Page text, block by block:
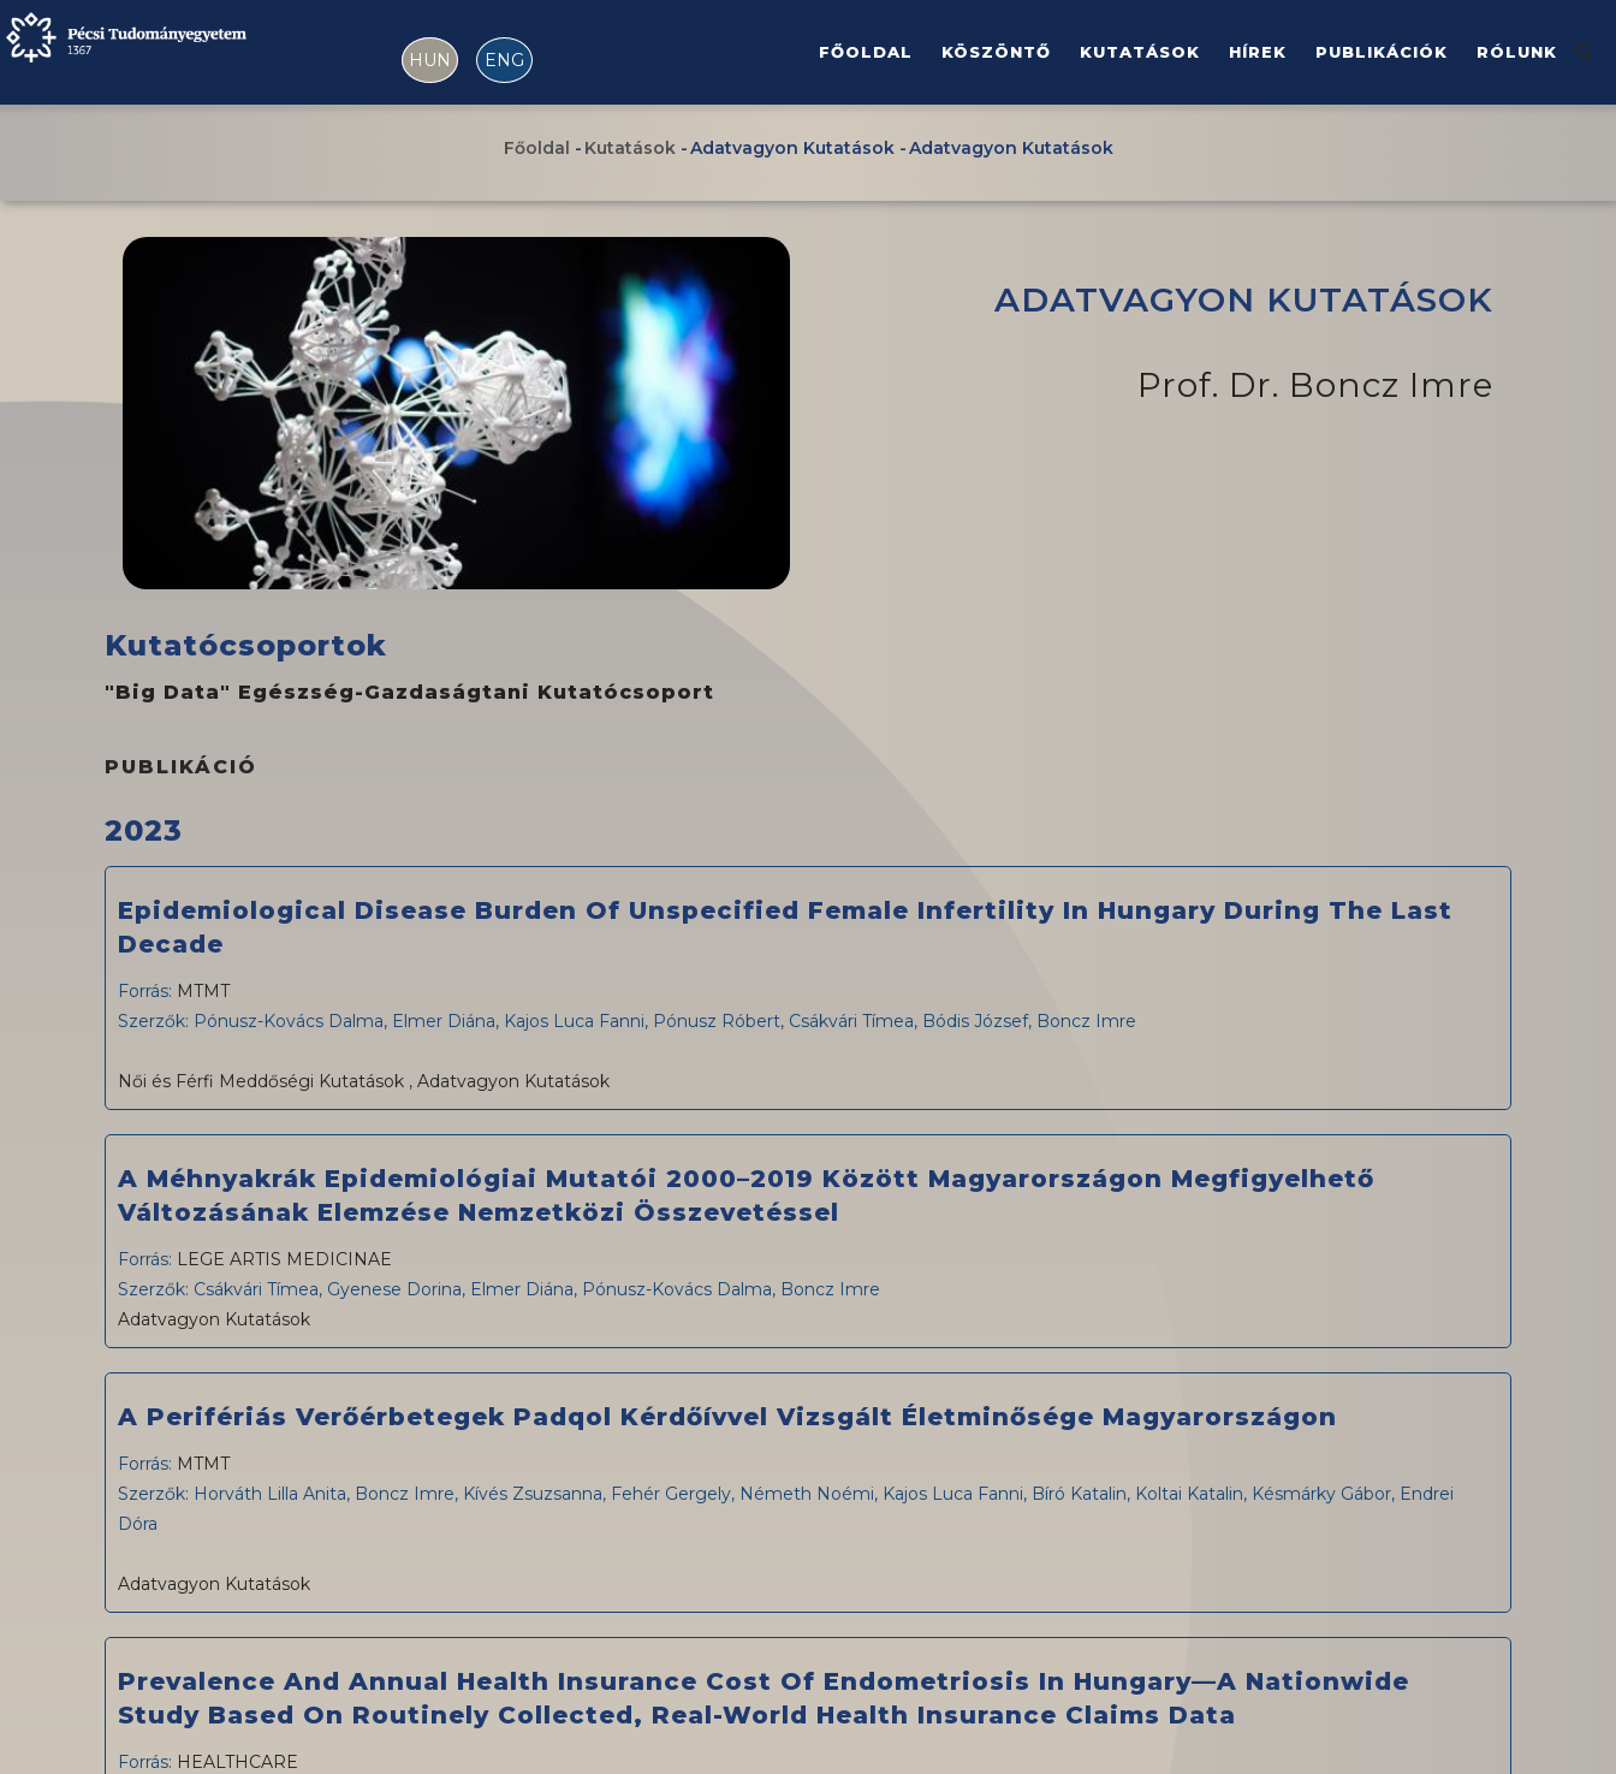
Ugrás
a
HUN ENG FŐOLDAL KÖSZÖNTŐ KUTATÁSOK HÍREK PUBLIKÁCIÓK RÓLUNK
Főoldal - Kutatások -Adatvagyon Kutatások -Adatvagyon Kutatások
ADATVAGYON KUTATÁSOK
Prof. Dr. Boncz Imre
Kutatócsoportok
"Big Data" Egészség-Gazdaságtani Kutatócsoport
PUBLIKÁCIÓ
2023
Epidemiological Disease Burden Of Unspecified Female Infertility In Hungary During The Last
Decade
Forrás: MTMT
Szerzők: Pónusz-Kovács Dalma, Elmer Diána, Kajos Luca Fanni, Pónusz Róbert, Csákvári Tímea, Bódis József, Boncz Imre
Női és Férfi Meddőségi Kutatások , Adatvagyon Kutatások
A Méhnyakrák Epidemiológiai Mutatói 2000–2019 Között Magyarországon Megfigyelhető
Változásának Elemzése Nemzetközi Összevetéssel
Forrás: LEGE ARTIS MEDICINAE
Szerzők: Csákvári Tímea, Gyenese Dorina, Elmer Diána, Pónusz-Kovács Dalma, Boncz Imre
Adatvagyon Kutatások
A Perifériás Verőérbetegek Padqol Kérdőívvel Vizsgált Életminősége Magyarországon
Forrás: MTMT
Szerzők: Horváth Lilla Anita, Boncz Imre, Kívés Zsuzsanna, Fehér Gergely, Németh Noémi, Kajos Luca Fanni, Bíró Katalin, Koltai Katalin, Késmárky Gábor, Endrei
Dóra
Adatvagyon Kutatások
Prevalence And Annual Health Insurance Cost Of Endometriosis In Hungary—A Nationwide
Study Based On Routinely Collected, Real-World Health Insurance Claims Data
Forrás: HEALTHCARE